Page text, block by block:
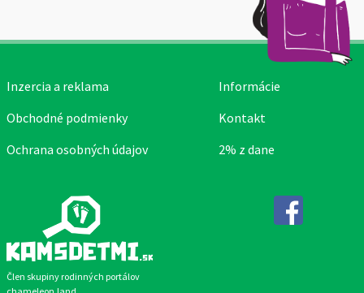
Člen skupiny rodinných portálov
Inzercia a reklama
Obchodné podmienky
Ochrana osobných údajov
Informácie
Kontakt
2% z dane